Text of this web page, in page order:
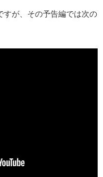
すが、その予告編では次の